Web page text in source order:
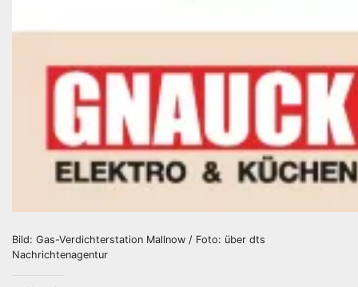
Bild: Gas-Verdichterstation Mallnow / Foto: über dts
Nachrichtenagentur